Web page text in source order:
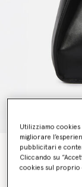
Borsa a
€795.00
Utilizziamo
migliorare
pubblicitari e
Cliccando su
cookies sul proprio